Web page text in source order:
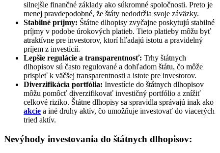
silnejšie finančné základy ako súkromné spoločnosti. Preto je
menej pravdepodobné, že štáty nedodržia svoje záväzky.
Stabilné príjmy: Štátne dlhopisy zvyčajne poskytujú stabilné
príjmy v podobe úrokových platieb. Tieto platieby môžu byť
atraktívne pre investorov, ktorí hľadajú istotu a pravidelný
príjem z investícií.
Lepšie regulácie a transparentnosť: Trhy štátnych
dlhopisov sú často regulované a dohľadom štátu, čo môže
prispieť k väčšej transparentnosti a istote pre investorov.
Diverzifikácia portfólia: Investície do štátnych dlhopisov
môžu pomôcť diverzifikovať investičný portfólio a znížiť
celkové riziko. Štátne dlhopisy sa spravidla správajú inak ako
akcie a iné druhy aktív, čo umožňuje investovať do viacerých
tried aktív.
Nevýhody investovania do štátnych dlhopisov: